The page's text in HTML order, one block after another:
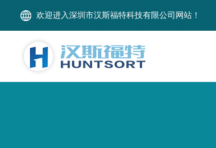
欢迎进入深圳市汉斯福特科技有限公司网站！